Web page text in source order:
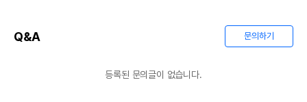
Q&A 문의하기
등록된 문의글이 없습니다.